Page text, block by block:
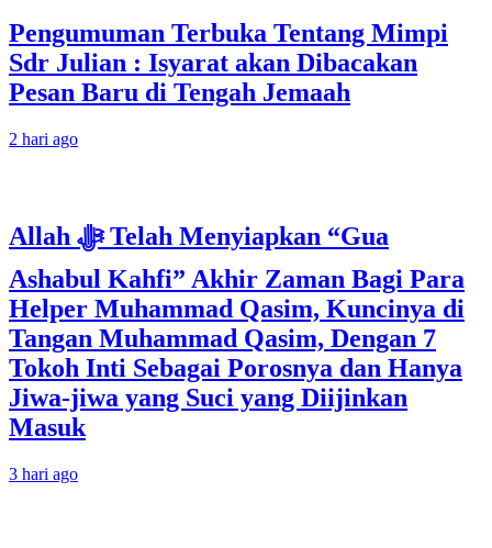
Pengumuman Terbuka Tentang Mimpi
Sdr Julian : Isyarat akan Dibacakan
Pesan Baru di Tengah Jemaah
2 hari ago
Allah ﷻ Telah Menyiapkan “Gua
Ashabul Kahfi” Akhir Zaman Bagi Para
Helper Muhammad Qasim, Kuncinya di
Tangan Muhammad Qasim, Dengan 7
Tokoh Inti Sebagai Porosnya dan Hanya
Jiwa-jiwa yang Suci yang Diijinkan
Masuk
3 hari ago